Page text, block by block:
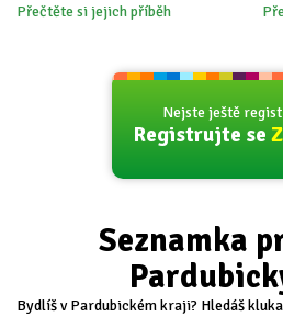
Přečtěte si jejich příběh
Nejste ještě
Registrujte se
Seznamka
Bydlíš v Pardubickém kraji? Hledáš